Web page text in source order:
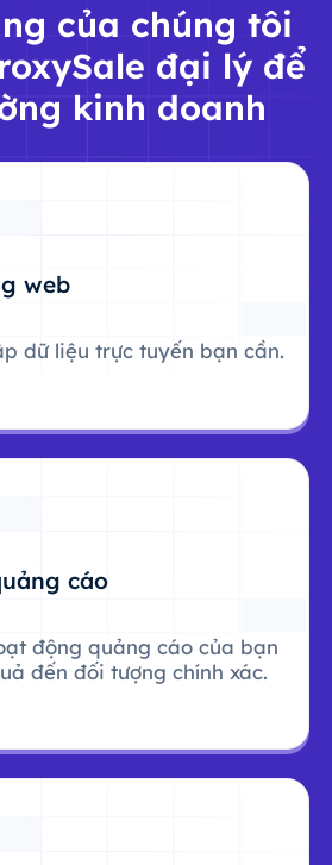
của chúng tôi
đại lý để
kinh doanh
web
dữ liệu trực tuyến bạn cần.
cáo
động quảng cáo của bạn
đến đối tượng chính xác.